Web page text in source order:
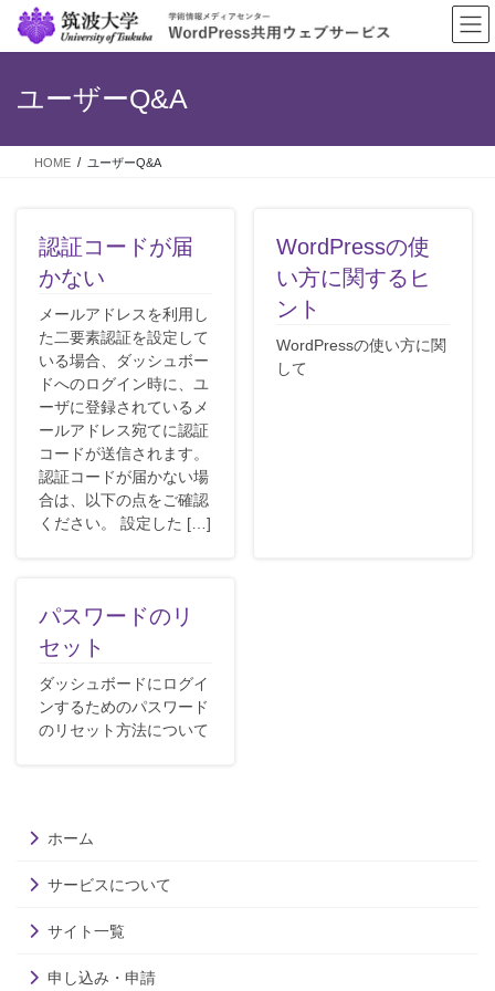
テ
移
ゲ
ン
ユーザーQ&A
HOME ユーザーQ&A
認証コードが届
かない
メールアドレスを利用し
た二要素認証を設定して
いる場合、ダッシュボー
ドへのログイン時に、ユ
ーザに登録されているメ
ールアドレス宛てに認証
コードが送信されます。
認証コードが届かない場
合は、以下の点をご確認
ください。 設定した […]
WordPressの使
い方に関するヒ
ント
WordPressの使い方に関
して
パスワードのリ
セット
ダッシュボードにログイ
ンするためのパスワード
のリセット方法について
ホーム
サービスについて
サイト一覧
申し込み・申請